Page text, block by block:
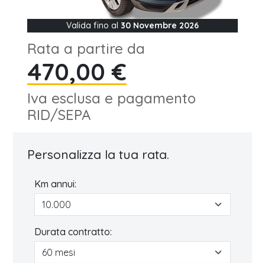
Valida fino al 30 Novembre 2026
Rata a partire da
470,00 €
Iva esclusa e pagamento
RID/SEPA
Personalizza la tua rata.
Km annui:
Durata contratto: